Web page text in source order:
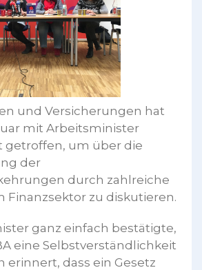
und Versicherungen hat
mit Arbeitsminister
getroffen, um über die
der
durch zahlreiche
Finanzsektor zu diskutieren.
ganz einfach bestätigte,
eine Selbstverständlichkeit
erinnert, dass ein Gesetz